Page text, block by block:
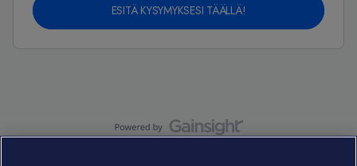
ESITÄ KYSYMYKSESI TÄÄLLÄ!